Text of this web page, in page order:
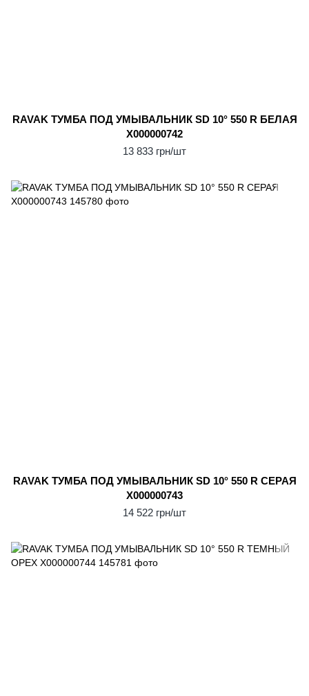
RAVAK ТУМБА ПОД УМЫВАЛЬНИК SD 10° 550 R БЕЛАЯ
X000000742
13 833 грн/шт
RAVAK ТУМБА ПОД УМЫВАЛЬНИК SD 10° 550 R СЕРАЯ
X000000743
14 522 грн/шт